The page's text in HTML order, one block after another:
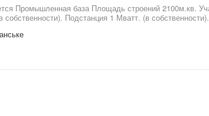
Площадь строений 2100м.кв. Участок 3,4Га Приватизирован. (Пром.назначение) Ж/Д
собственности). Подстанция 1 Мватт. (в собственности).